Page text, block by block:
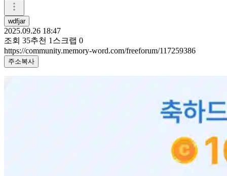
wdfjar
2025.09.26 18:47
조회 35추천 1 스크랩 0
https://community.memory-word.com/freeforum/117259386
주소복사